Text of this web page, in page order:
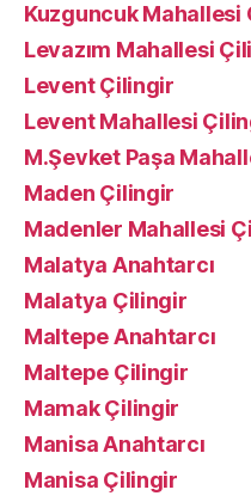
Kuzguncuk Mahallesi
Levazım Mahallesi
Levent Çilingir
Levent Mahallesi
M.Şevket Paşa
Maden Çilingir
Madenler Mahallesi
Malatya Anahtarcı
Malatya Çilingir
Maltepe Anahtarcı
Maltepe Çilingir
Mamak Çilingir
Manisa Anahtarcı
Manisa Çilingir